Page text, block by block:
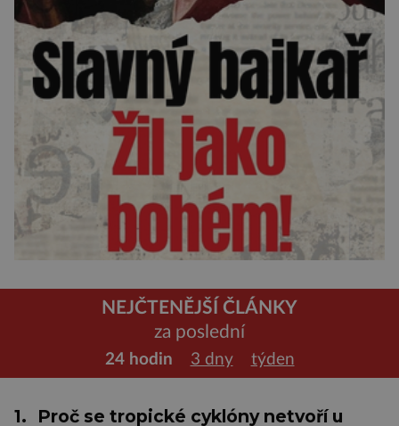
NEJČTENĚJŠÍ ČLÁNKY
za poslední
24 hodin 3 dny týden
1.
Proč se tropické cyklóny netvoří u